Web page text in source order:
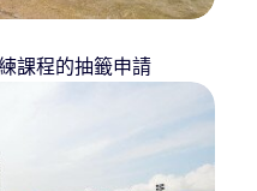
課程的抽籤申請